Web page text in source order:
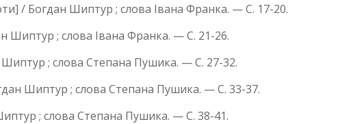
/ Богдан Шиптур ; слова Івана Франка. — С. 17-20.
Шиптур ; слова Івана Франка. — С. 21-26.
; слова Степана Пушика. — С. 27-32.
Шиптур ; слова Степана Пушика. — С. 33-37.
; слова Степана Пушика. — С. 38-41.